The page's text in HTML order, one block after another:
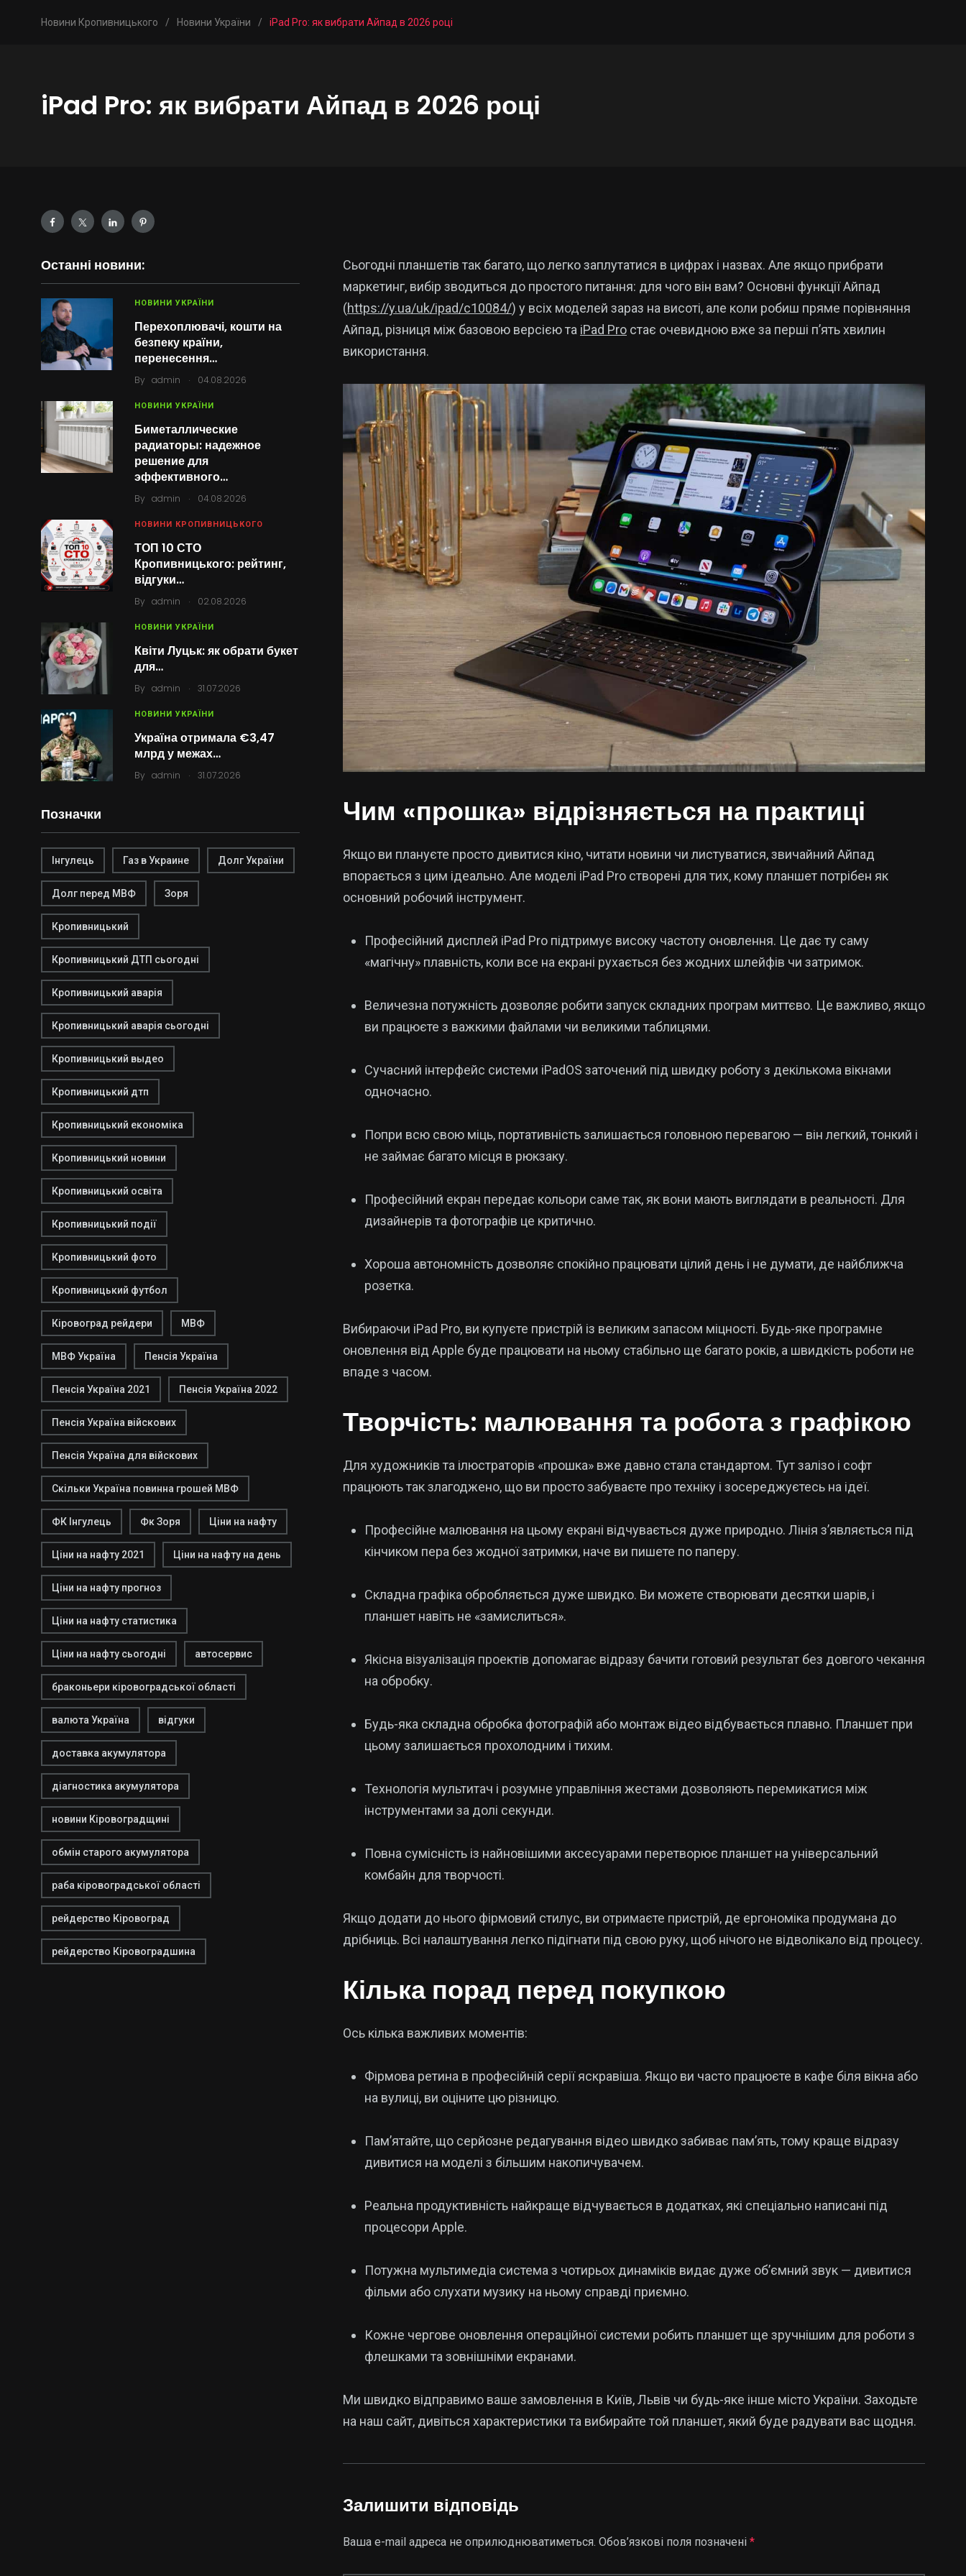
Новини Кропивницького / Новини України / iPad Pro: як вибрати Айпад в 2026 році
iPad Pro: як вибрати Айпад в 2026 році
Останні новини:
НОВИНИ УКРАЇНИ
Перехоплювачі, кошти на
безпеку країни,
перенесення…
By admin . 04.08.2026
НОВИНИ УКРАЇНИ
Биметаллические
радиаторы: надежное
решение для
эффективного…
By admin . 04.08.2026
НОВИНИ КРОПИВНИЦЬКОГО
ТОП 10 СТО
Кропивницького: рейтинг,
відгуки…
By admin . 02.08.2026
НОВИНИ УКРАЇНИ
Квіти Луцьк: як обрати букет
для…
By admin . 31.07.2026
НОВИНИ УКРАЇНИ
Україна отримала €3,47
млрд у межах…
By admin . 31.07.2026
Позначки
Інгулець Газ в Украине Долг України
Долг перед МВФ Зоря
Кропивницький
Кропивницький ДТП сьогодні
Кропивницький аварія
Кропивницький аварія сьогодні
Кропивницький выдео
Кропивницький дтп
Кропивницький економіка
Кропивницький новини
Кропивницький освіта
Кропивницький події
Кропивницький фото
Кропивницький футбол
Кіровоград рейдери МВФ
МВФ Україна Пенсія Україна
Пенсія Україна 2021 Пенсія Україна 2022
Пенсія Україна війскових
Пенсія Україна для війскових
Скільки Україна повинна грошей МВФ
ФК Інгулець Фк Зоря Ціни на нафту
Ціни на нафту 2021 Ціни на нафту на день
Ціни на нафту прогноз
Ціни на нафту статистика
Ціни на нафту сьогодні автосервис
браконьери кіровоградської області
валюта Україна відгуки
доставка акумулятора
діагностика акумулятора
новини Кіровоградщині
обмін старого акумулятора
раба кіровоградської області
рейдерство Кіровоград
рейдерство Кіровоградшина
Сьогодні планшетів так багато, що легко заплутатися в цифрах і назвах. Але якщо прибрати
маркетинг, вибір зводиться до простого питання: для чого він вам? Основні функції Айпад
(https://y.ua/uk/ipad/c10084/) у всіх моделей зараз на висоті, але коли робиш пряме порівняння
Айпад, різниця між базовою версією та iPad Pro стає очевидною вже за перші п’ять хвилин
використання.
Чим «прошка» відрізняється на практиці
Якщо ви плануєте просто дивитися кіно, читати новини чи листуватися, звичайний Айпад
впорається з цим ідеально. Але моделі iPad Pro створені для тих, кому планшет потрібен як
основний робочий інструмент.
Професійний дисплей iPad Pro підтримує високу частоту оновлення. Це дає ту саму
«магічну» плавність, коли все на екрані рухається без жодних шлейфів чи затримок.
Величезна потужність дозволяє робити запуск складних програм миттєво. Це важливо, якщо
ви працюєте з важкими файлами чи великими таблицями.
Сучасний інтерфейс системи iPadOS заточений під швидку роботу з декількома вікнами
одночасно.
Попри всю свою міць, портативність залишається головною перевагою — він легкий, тонкий і
не займає багато місця в рюкзаку.
Професійний екран передає кольори саме так, як вони мають виглядати в реальності. Для
дизайнерів та фотографів це критично.
Хороша автономність дозволяє спокійно працювати цілий день і не думати, де найближча
розетка.
Вибираючи iPad Pro, ви купуєте пристрій із великим запасом міцності. Будь-яке програмне
оновлення від Apple буде працювати на ньому стабільно ще багато років, а швидкість роботи не
впаде з часом.
Творчість: малювання та робота з графікою
Для художників та ілюстраторів «прошка» вже давно стала стандартом. Тут залізо і софт
працюють так злагоджено, що ви просто забуваєте про техніку і зосереджуєтесь на ідеї.
Професійне малювання на цьому екрані відчувається дуже природно. Лінія з’являється під
кінчиком пера без жодної затримки, наче ви пишете по паперу.
Складна графіка обробляється дуже швидко. Ви можете створювати десятки шарів, і
планшет навіть не «замислиться».
Якісна візуалізація проектів допомагає відразу бачити готовий результат без довгого чекання
на обробку.
Будь-яка складна обробка фотографій або монтаж відео відбувається плавно. Планшет при
цьому залишається прохолодним і тихим.
Технологія мультитач і розумне управління жестами дозволяють перемикатися між
інструментами за долі секунди.
Повна сумісність із найновішими аксесуарами перетворює планшет на універсальний
комбайн для творчості.
Якщо додати до нього фірмовий стилус, ви отримаєте пристрій, де ергономіка продумана до
дрібниць. Всі налаштування легко підігнати під свою руку, щоб нічого не відволікало від процесу.
Кілька порад перед покупкою
Ось кілька важливих моментів:
Фірмова ретина в професійній серії яскравіша. Якщо ви часто працюєте в кафе біля вікна або
на вулиці, ви оціните цю різницю.
Пам’ятайте, що серйозне редагування відео швидко забиває пам’ять, тому краще відразу
дивитися на моделі з більшим накопичувачем.
Реальна продуктивність найкраще відчувається в додатках, які спеціально написані під
процесори Apple.
Потужна мультимедіа система з чотирьох динаміків видає дуже об’ємний звук — дивитися
фільми або слухати музику на ньому справді приємно.
Кожне чергове оновлення операційної системи робить планшет ще зручнішим для роботи з
флешками та зовнішніми екранами.
Ми швидко відправимо ваше замовлення в Київ, Львів чи будь-яке інше місто України. Заходьте
на наш сайт, дивіться характеристики та вибирайте той планшет, який буде радувати вас щодня.
Залишити відповідь
Ваша e-mail адреса не оприлюднюватиметься. Обов’язкові поля позначені *